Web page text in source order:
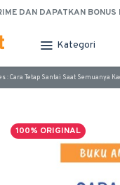
DAN DAPATKAN BONUS
Kategori
: Cara Tetap Santai Saat Semuanya
100% ORIGINAL